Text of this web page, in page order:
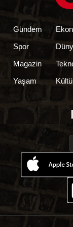
Gündem
Spor
Magazin
Yaşam